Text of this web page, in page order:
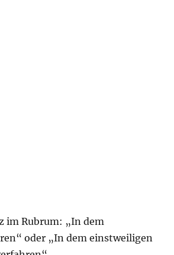
im Rubrum: „In dem
oder „In dem einstweiligen